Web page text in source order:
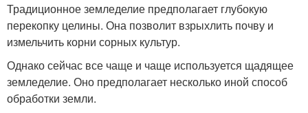
Традиционное земледелие предполагает глубокую
перекопку целины. Она позволит взрыхлить почву и
измельчить корни сорных культур.
Однако сейчас все чаще и чаще используется щадящее
земледелие. Оно предполагает несколько иной способ
обработки земли.